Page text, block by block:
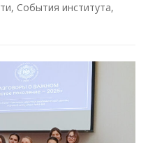
, События института,